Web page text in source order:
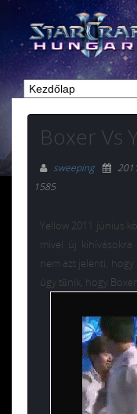
Boxer Vs
sweeping
1585
Yellow 2011 június
mivel új
nem azt jelenti,
úgy tűnik, hogy